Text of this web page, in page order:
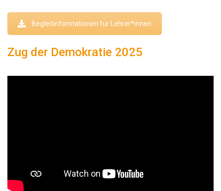
Begleitinformationen für Lehrer*innen
Zug der Demokratie 2025